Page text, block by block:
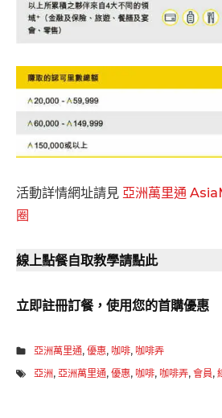
活動詳情網址請見 亞洲萬里通
圈
線上點餐自取教學請點此
立即註冊訂餐，使用您的首購優惠
亞洲萬里通,優惠, 咖啡, 咖啡弄
亞洲, 亞洲萬里通,優惠, 咖啡, 咖啡弄,會員,